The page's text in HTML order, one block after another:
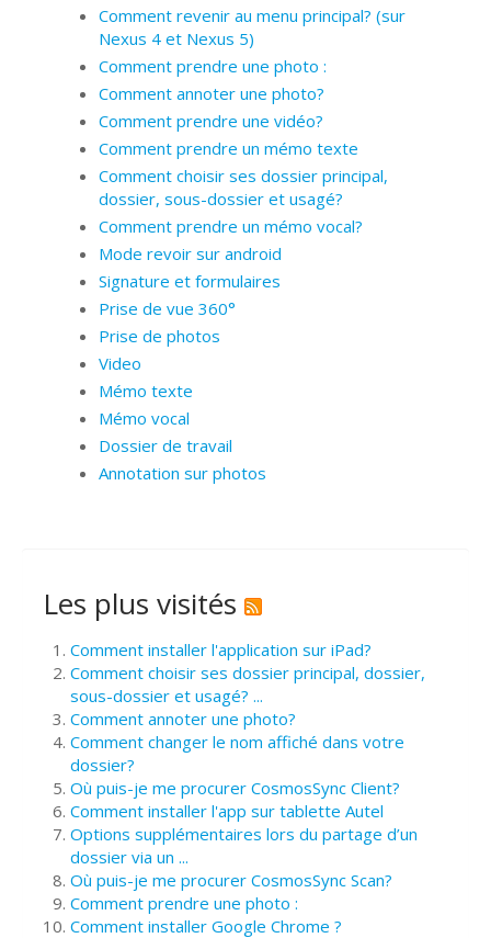
Comment revenir au menu principal? (sur
Nexus 4 et Nexus 5)
Comment prendre une photo :
Comment annoter une photo?
Comment prendre une vidéo?
Comment prendre un mémo texte
Comment choisir ses dossier principal,
dossier, sous-dossier et usagé?
Comment prendre un mémo vocal?
Mode revoir sur android
Signature et formulaires
Prise de vue 360°
Prise de photos
Video
Mémo texte
Mémo vocal
Dossier de travail
Annotation sur photos
Les plus visités
Comment installer l'application sur iPad?
Comment choisir ses dossier principal, dossier,
sous-dossier et usagé? ...
Comment annoter une photo?
Comment changer le nom affiché dans votre
dossier?
Où puis-je me procurer CosmosSync Client?
Comment installer l'app sur tablette Autel
Options supplémentaires lors du partage d’un
dossier via un ...
Où puis-je me procurer CosmosSync Scan?
Comment prendre une photo :
Comment installer Google Chrome ?